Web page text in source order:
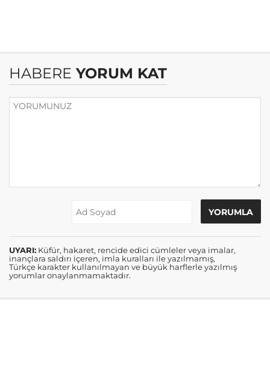
HABERE YORUM KAT
UYARI: Küfür, hakaret, rencide edici cümleler veya imalar,
inançlara saldırı içeren, imla kuralları ile yazılmamış,
Türkçe karakter kullanılmayan ve büyük harflerle yazılmış
yorumlar onaylanmamaktadır.